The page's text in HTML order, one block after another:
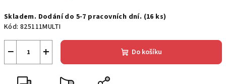
cena:
Skladem. Dodání do 5-7 pracovních dní. (16 ks)
Kód: 825111MULTI
+
− Do košíku